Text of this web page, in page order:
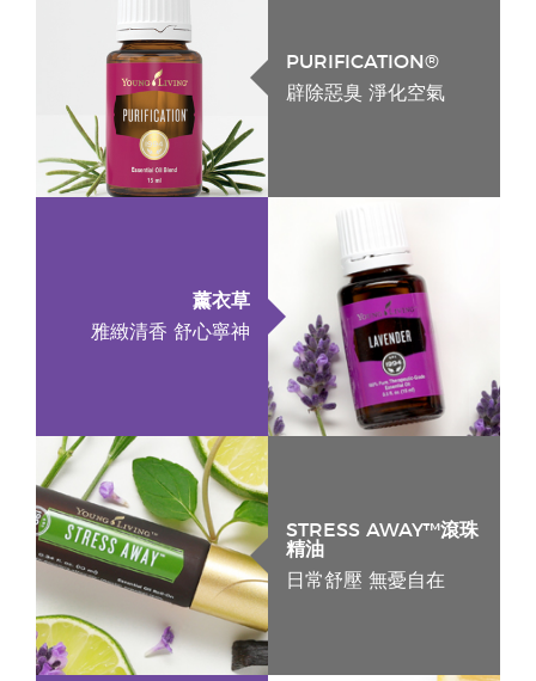
PURIFICATION®
辟除惡臭 淨化空氣
薰衣草
雅緻清香 舒心寧神
STRESS AWAY™滾珠
精油
日常舒壓 無憂自在